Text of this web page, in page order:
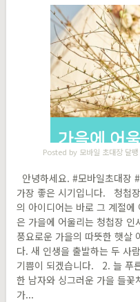
Posted by 모바일 초대장 달팽
안녕하세요. #모바일초대
가장 좋은 시기입니다. 청첩
의 아이디어는 바로 그 계절
은 가을에 어울리는 청첩장
풍요로운 가을의 따뜻한 햇살
다. 새 인생을 출발하는 두 사
기쁨이 되겠습니다. 2. 늘 푸
한 남자와 싱그러운 가을 들
가...